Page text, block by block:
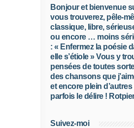
Bonjour et bienvenue
vous trouverez, pêle-
classique, libre,
ou encore … moins
: « Enfermez la poésie
elle s’étiole » Vous y
pensées de toutes
des chansons que
et encore plein
parfois le délire !
Suivez-moi